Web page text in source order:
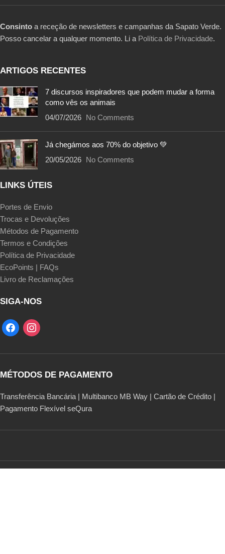
Consinto a receção de newsletters e campanhas da Sapato Verde.
Posso cancelar a qualquer momento. Li a Política de Privacidade.
ARTIGOS RECENTES
7 discursos inspiradores que podem mudar a forma
como vês os animais
04/07/2026 No Comments
Já chegámos aos 70% do objetivo 💚
20/05/2026 No Comments
LINKS ÚTEIS
Portes de Envio
Trocas e Devoluções
Métodos de Pagamento
Termos e Condições
Política de Privacidade
EcoPoints | FAQs
Livro de Reclamações
SIGA-NOS
MÉTODOS DE PAGAMENTO
Transferência Bancária | Multibanco MB Way | Cartão de Crédito |
Pagamento Flexível seQura